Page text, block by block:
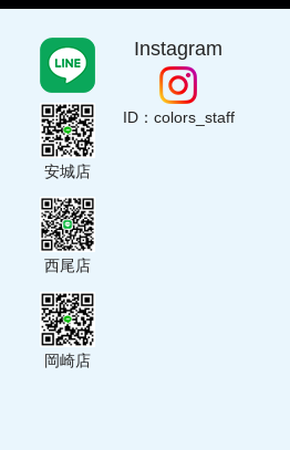
安城店
西尾店
岡崎店
Instagram
ID：colors_staff